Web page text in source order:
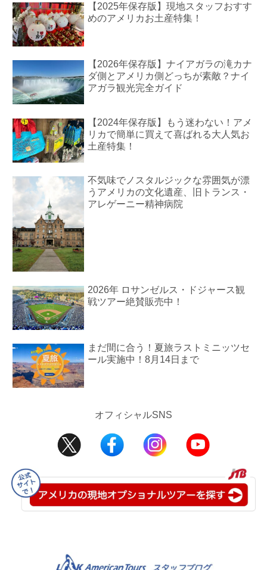
【2025年保存版】現地スタッフおすす
めのアメリカお土産特集！
【2026年保存版】ナイアガラの滝カナ
ダ側とアメリカ側どっちが素敵？ナイ
アガラ観光完全ガイド
【2024年保存版】もう迷わない！アメ
リカで簡単に買えて喜ばれる大人気お
土産特集！
不気味でノスタルジックな雰囲気が漂
うアメリカの文化遺産、旧トランス・
アレゲーニー精神病院
2026年 ロサンゼルス・ドジャース観
戦ツアー絶賛販売中！
まだ間に合う！夏旅ラストミニッツセ
ール実施中！8月14日まで
オフィシャルSNS